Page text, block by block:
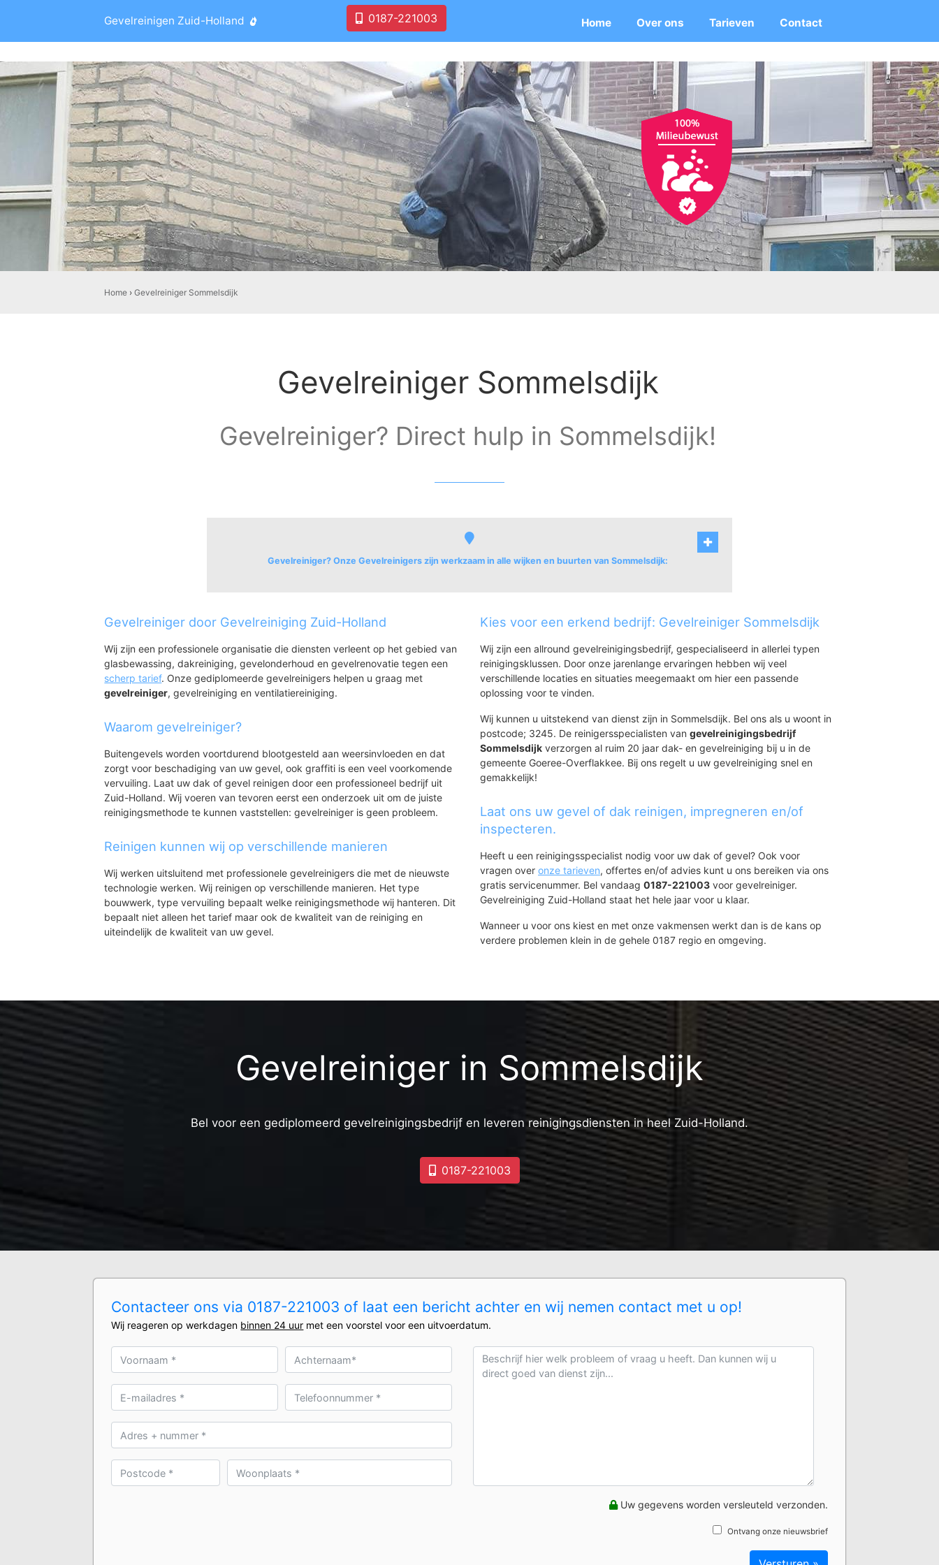
Gevelreinigen Zuid-Holland 0187-221003 Home Over ons Tarieven Contact
Home ›Gevelreiniger Sommelsdijk
Gevelreiniger Sommelsdijk
Gevelreiniger? Direct hulp in Sommelsdijk!
Gevelreiniger? Onze Gevelreinigers zijn werkzaam in alle wijken en buurten van Sommelsdijk:
Sommelsdijk centrum
Sommelsdijk bloemenbuurt
Sommelsdijk westplaat
Sommelsdijk vogelbuurt oost
Sommelsdijk vogelbuurt west
Gevelreiniger door Gevelreiniging Zuid-Holland
Wij zijn een professionele organisatie die diensten verleent op het gebied van
glasbewassing, dakreiniging, gevelonderhoud en gevelrenovatie tegen een
scherp tarief. Onze gediplomeerde gevelreinigers helpen u graag met
gevelreiniger, gevelreiniging en ventilatiereiniging.
Waarom gevelreiniger?
Buitengevels worden voortdurend blootgesteld aan weersinvloeden en dat
zorgt voor beschadiging van uw gevel, ook graffiti is een veel voorkomende
vervuiling. Laat uw dak of gevel reinigen door een professioneel bedrijf uit
Zuid-Holland. Wij voeren van tevoren eerst een onderzoek uit om de juiste
reinigingsmethode te kunnen vaststellen: gevelreiniger is geen probleem.
Reinigen kunnen wij op verschillende manieren
Wij werken uitsluitend met professionele gevelreinigers die met de nieuwste
technologie werken. Wij reinigen op verschillende manieren. Het type
bouwwerk, type vervuiling bepaalt welke reinigingsmethode wij hanteren. Dit
bepaalt niet alleen het tarief maar ook de kwaliteit van de reiniging en
uiteindelijk de kwaliteit van uw gevel.
Kies voor een erkend bedrijf: Gevelreiniger Sommelsdijk
Wij zijn een allround gevelreinigingsbedrijf, gespecialiseerd in allerlei typen
reinigingsklussen. Door onze jarenlange ervaringen hebben wij veel
verschillende locaties en situaties meegemaakt om hier een passende
oplossing voor te vinden.
Wij kunnen u uitstekend van dienst zijn in Sommelsdijk. Bel ons als u woont in
postcode; 3245. De reinigersspecialisten van gevelreinigingsbedrijf
Sommelsdijk verzorgen al ruim 20 jaar dak- en gevelreiniging bij u in de
gemeente Goeree-Overflakkee. Bij ons regelt u uw gevelreiniging snel en
gemakkelijk!
Laat ons uw gevel of dak reinigen, impregneren en/of
inspecteren.
Heeft u een reinigingsspecialist nodig voor uw dak of gevel? Ook voor
vragen over onze tarieven, offertes en/of advies kunt u ons bereiken via ons
gratis servicenummer. Bel vandaag 0187-221003 voor gevelreiniger.
Gevelreiniging Zuid-Holland staat het hele jaar voor u klaar.
Wanneer u voor ons kiest en met onze vakmensen werkt dan is de kans op
verdere problemen klein in de gehele 0187 regio en omgeving.
Gevelreiniger in Sommelsdijk
Bel voor een gediplomeerd gevelreinigingsbedrijf en leveren reinigingsdiensten in heel Zuid-Holland.
0187-221003
Contacteer ons via 0187-221003 of laat een bericht achter en wij nemen contact met u op!
Wij reageren op werkdagen binnen 24 uur met een voorstel voor een uitvoerdatum.
Uw gegevens worden versleuteld verzonden.
Ontvang onze nieuwsbrief